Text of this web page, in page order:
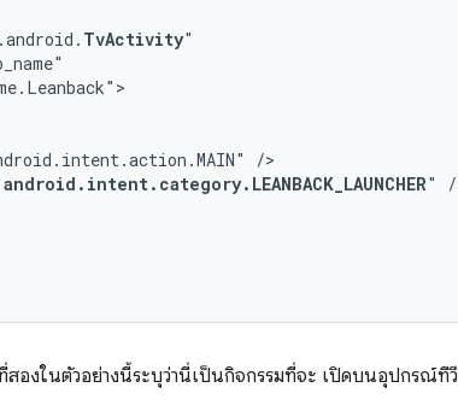
TvActivity
android.intent.category.LEANBACK_LAUNCHER"
สองในตัวอย่างนี้ระบุว่านี่เป็นกิจกรรมที่จะ เปิดบนอุปกรณ์ทีวี